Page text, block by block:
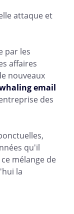
attaque et
par les
affaires
nouveaux
email
des
qu'il
mélange de
la